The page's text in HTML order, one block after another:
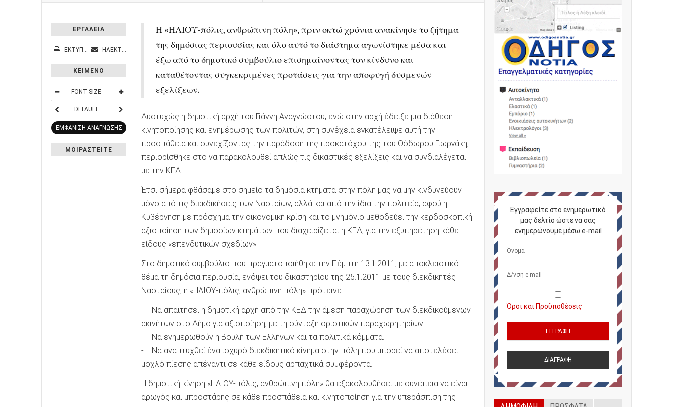
ΕΡΓΑΛΕΙΑ
ΕΚΤΎΠΩΣΗ ΗΛΕΚΤΡΟΝΙΚΌ ΤΑΧΥΔΡΟΜΕΊΟ
ΚΕΙΜΕΝΟ
FONT SIZE
DEFAULT
ΕΜΦΑΝΙΣΗ ΑΝΑΓΝΩΣΗΣ
ΜΟΙΡΑΣΤΕΙΤΕ
Η «ΗΛΙΟΥ-πόλις, ανθρώπινη πόλη», πριν οκτώ χρόνια ανακίνησε το ζήτημα
της δημόσιας περιουσίας και όλο αυτό το διάστημα αγωνίστηκε μέσα και
έξω από το δημοτικό συμβούλιο επισημαίνοντας τον κίνδυνο και
καταθέτοντας συγκεκριμένες προτάσεις για την αποφυγή δυσμενών
εξελίξεων.
Δυστυχώς η δημοτική αρχή του Γιάννη Αναγνώστου, ενώ στην αρχή έδειξε μια διάθεση
κινητοποίησης και ενημέρωσης των πολιτών, στη συνέχεια εγκατέλειψε αυτή την
προσπάθεια και συνεχίζοντας την παράδοση της προκατόχου της του Θόδωρου Γιωργάκη,
περιορίσθηκε στο να παρακολουθεί απλώς τις δικαστικές εξελίξεις και να συνδιαλέγεται
με την ΚΕΔ.
Έτσι σήμερα φθάσαμε στο σημείο τα δημόσια κτήματα στην πόλη μας να μην κινδυνεύουν
μόνο από τις διεκδικήσεις των Νασταίων, αλλά και από την ίδια την πολιτεία, αφού η
Κυβέρνηση με πρόσχημα την οικονομική κρίση και το μνημόνιο μεθοδεύει την κερδοσκοπική
αξιοποίηση των δημοσίων κτημάτων που διαχειρίζεται η ΚΕΔ, για την εξυπηρέτηση κάθε
είδους «επενδυτικών σχεδίων».
Στο δημοτικό συμβούλιο που πραγματοποιήθηκε την Πέμπτη 13.1.2011, με αποκλειστικό
θέμα τη δημόσια περιουσία, ενόψει του δικαστηρίου της 25.1.2011 με τους διεκδικητές
Νασταίους, η «ΗΛΙΟΥ-πόλις, ανθρώπινη πόλη» πρότεινε:
- Να απαιτήσει η δημοτική αρχή από την ΚΕΔ την άμεση παραχώρηση των διεκδικούμενων
ακινήτων στο Δήμο για αξιοποίηση, με τη σύνταξη οριστικών παραχωρητηρίων.
- Να ενημερωθούν η Βουλή των Ελλήνων και τα πολιτικά κόμματα.
- Να αναπτυχθεί ένα ισχυρό διεκδικητικό κίνημα στην πόλη που μπορεί να αποτελέσει
μοχλό πίεσης απέναντι σε κάθε είδους αρπαχτικά συμφέροντα.
Η δημοτική κίνηση «ΗΛΙΟΥ-πόλις, ανθρώπινη πόλη» θα εξακολουθήσει με συνέπεια να είναι
αρωγός και μπροστάρης σε κάθε προσπάθεια και κινητοποίηση για την υπεράσπιση της
Εγγραφείτε στο ενημερωτικό
μας δελτίο ώστε να σας
ενημερώνουμε μέσω e-mail
Όροι και Προϋποθέσεις